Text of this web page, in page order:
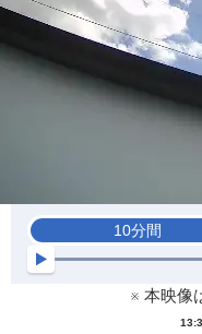
10分間
※ 本映像